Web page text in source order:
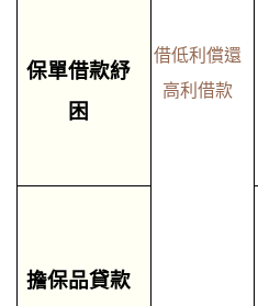
借低利償還
高利借款
保單借款紓
困
擔保品貸款